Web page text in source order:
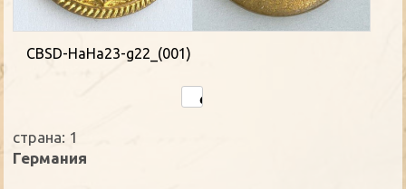
CBSD-HaHa23-g22_(001)
страна: 1
Германия